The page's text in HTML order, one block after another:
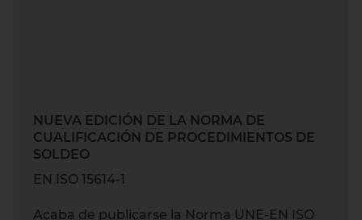
NUEVA EDICIÓN DE LA NORMA DE
CUALIFICACIÓN DE PROCEDIMIENTOS DE
SOLDEO
EN ISO 15614-1
Acaba de publicarse la Norma UNE-EN ISO